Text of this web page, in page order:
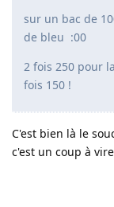
sur un bac de
de bleu :00
2 fois 250 pour
fois 150 !
C'est bien là le
c'est un coup à